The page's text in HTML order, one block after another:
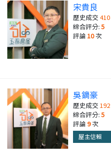
宋貴良
歷史成交410
綜合評分:5
評論10次
吳鏑豪
歷史成交 192
綜合評分:5
評論9次
屋主信賴